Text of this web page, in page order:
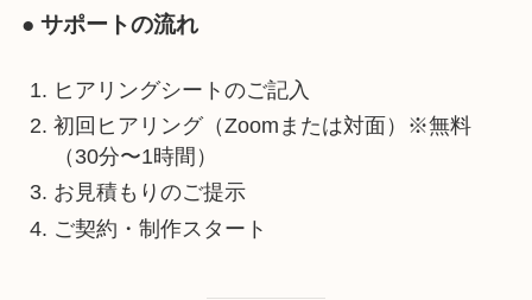
● サポートの流れ
ヒアリングシートのご記入
初回ヒアリング（Zoomまたは対面）※無料
（30分〜1時間）
お見積もりのご提示
ご契約・制作スタート